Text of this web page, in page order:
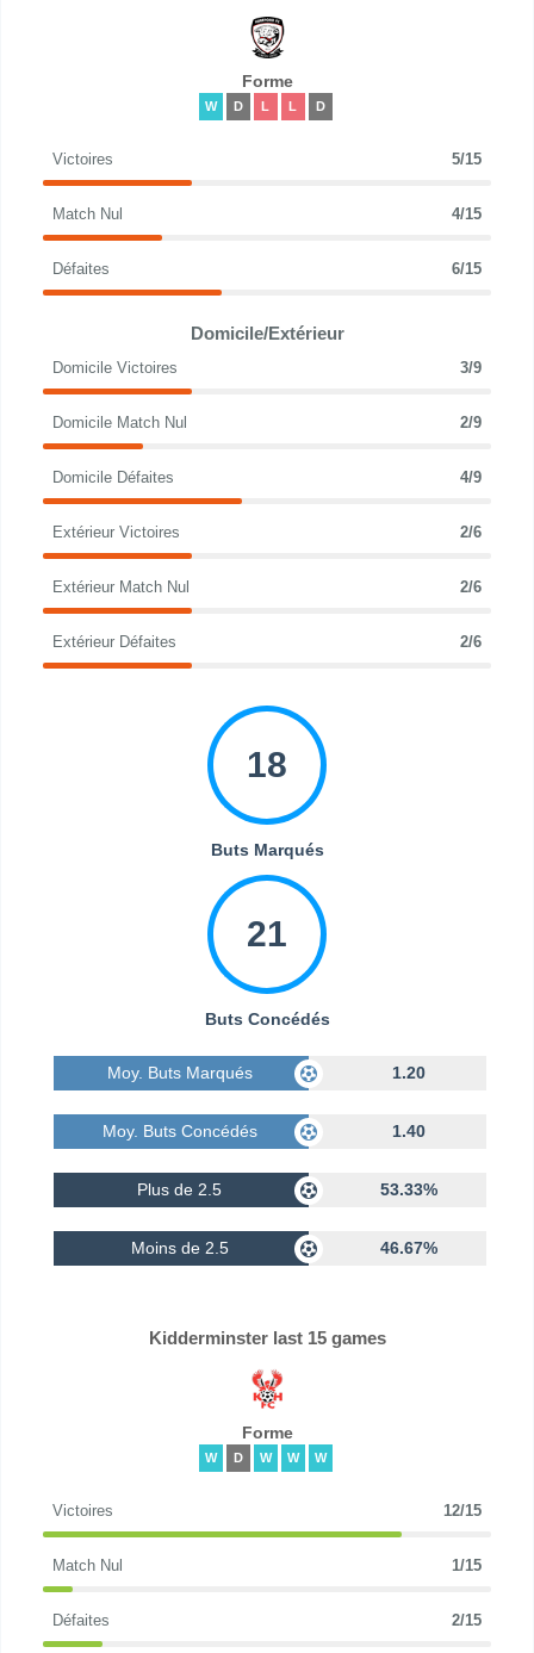
Forme
W D L L D
Victoires 5/15
Match Nul 4/15
Défaites 6/15
Domicile/Extérieur
Domicile Victoires 3/9
Domicile Match Nul 2/9
Domicile Défaites 4/9
Extérieur Victoires 2/6
Extérieur Match Nul 2/6
Extérieur Défaites 2/6
18
Buts Marqués
21
Buts Concédés
Moy. Buts Marqués 1.20
Moy. Buts Concédés 1.40
Plus de 2.5 53.33%
Moins de 2.5 46.67%
Kidderminster last 15 games
Forme
W D W W W
Victoires 12/15
Match Nul 1/15
Défaites 2/15